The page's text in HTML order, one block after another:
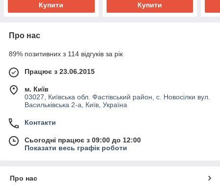
Купити Купити
Про нас
89% позитивних з 114 відгуків за рік
Працює з 23.06.2015
м. Київ
03027, Київська обл. Фастівський район, с. Новосілки вул.
Васильківська 2-а, Київ, Україна
Контакти
Сьогодні працює з 09:00 до 12:00
Показати весь графік роботи
Про нас